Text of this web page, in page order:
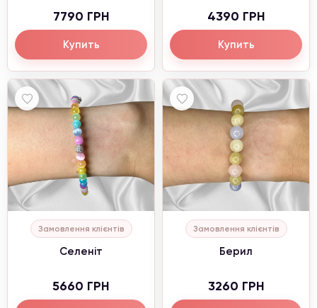
7790 ГРН
Купить
4390 ГРН
Купить
Замовлення клієнтів
Селеніт
5660 ГРН
Замовлення клієнтів
Берил
3260 ГРН